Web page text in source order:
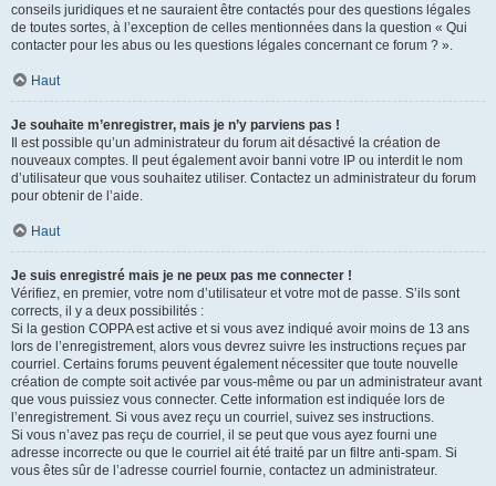
conseils juridiques et ne sauraient être contactés pour des questions légales
de toutes sortes, à l’exception de celles mentionnées dans la question « Qui
contacter pour les abus ou les questions légales concernant ce forum ? ».
Haut
Je souhaite m’enregistrer, mais je n’y parviens pas !
Il est possible qu’un administrateur du forum ait désactivé la création de
nouveaux comptes. Il peut également avoir banni votre IP ou interdit le nom
d’utilisateur que vous souhaitez utiliser. Contactez un administrateur du forum
pour obtenir de l’aide.
Haut
Je suis enregistré mais je ne peux pas me connecter !
Vérifiez, en premier, votre nom d’utilisateur et votre mot de passe. S’ils sont
corrects, il y a deux possibilités :
Si la gestion COPPA est active et si vous avez indiqué avoir moins de 13 ans
lors de l’enregistrement, alors vous devrez suivre les instructions reçues par
courriel. Certains forums peuvent également nécessiter que toute nouvelle
création de compte soit activée par vous-même ou par un administrateur avant
que vous puissiez vous connecter. Cette information est indiquée lors de
l’enregistrement. Si vous avez reçu un courriel, suivez ses instructions.
Si vous n’avez pas reçu de courriel, il se peut que vous ayez fourni une
adresse incorrecte ou que le courriel ait été traité par un filtre anti-spam. Si
vous êtes sûr de l’adresse courriel fournie, contactez un administrateur.